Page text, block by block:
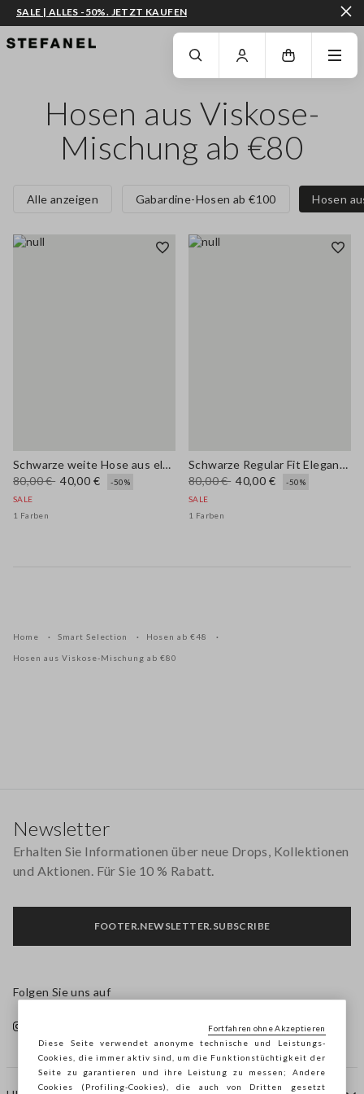
ZUM HAUPTINHALT SPRINGEN GEHEN SIE ZUM ENDE DER SEITE
SALE | ALLES -50%. JETZT KAUFEN
Hosen aus Viskose-
Mischung ab €80
Alle anzeigen Gabardine-Hosen ab €100 Hosen
Schwarze weite Hose aus elastischem Viskose-Mix
80,00 € 40,00 €
-50%
SALE
1 Farben
Schwarze Regular Fit Elegante Hose
80,00 € 40,00 €
-50%
SALE
1 Farben
Home Smart Selection Hosen ab €48
Hosen aus Viskose-Mischung ab €80
Newsletter
Erhalten Sie Informationen über neue Drops, Kollektionen
und Aktionen. Für Sie 10 % Rabatt.
FOOTER.NEWSLETTER.SUBSCRIBE
Folgen Sie uns auf
Diese Seite verwendet anonyme technische und Leistungs-
Cookies, die immer aktiv sind, um die Funktionstüchtigkeit der
Seite zu garantieren und ihre Leistung zu messen; Andere
Cookies (Profiling-Cookies), die auch von Dritten gesetzt
Fortfahren ohne Akzeptieren